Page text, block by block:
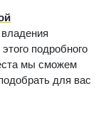
подробного
мы сможем
для вас